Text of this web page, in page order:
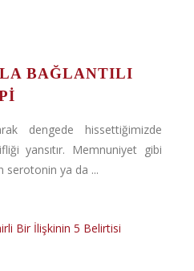
BAĞLANTILI
dengede hissettiğimizde
yansıtır. Memnuniyet gibi
serotonin ya da ...